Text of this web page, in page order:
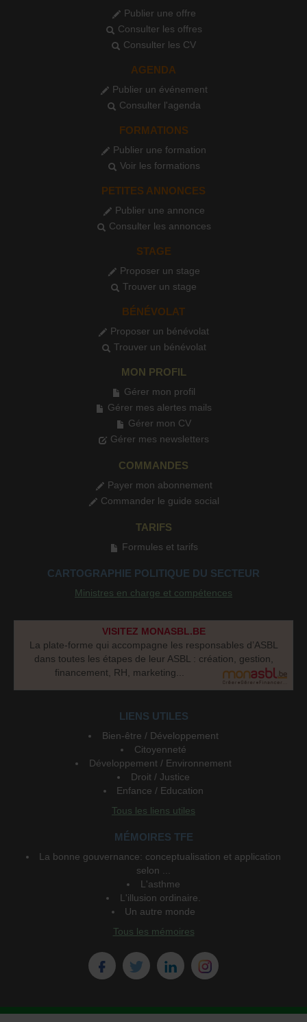
Publier une offre
Consulter les offres
Consulter les CV
AGENDA
Publier un événement
Consulter l'agenda
FORMATIONS
Publier une formation
Voir les formations
PETITES ANNONCES
Publier une annonce
Consulter les annonces
STAGE
Proposer un stage
Trouver un stage
BÉNÉVOLAT
Proposer un bénévolat
Trouver un bénévolat
MON PROFIL
Gérer mon profil
Gérer mes alertes mails
Gérer mon CV
Gérer mes newsletters
COMMANDES
Payer mon abonnement
Commander le guide social
TARIFS
Formules et tarifs
CARTOGRAPHIE POLITIQUE DU SECTEUR
Ministres en charge et compétences
VISITEZ MONASBL.BE
La plate-forme qui accompagne les responsables d’ASBL
dans toutes les étapes de leur ASBL : création, gestion,
financement, RH, marketing...
LIENS UTILES
Bien-être / Développement
Citoyenneté
Développement / Environnement
Droit / Justice
Enfance / Education
Tous les liens utiles
MÉMOIRES TFE
La bonne gouvernance: conceptualisation et application
selon ...
L'asthme
L'illusion ordinaire.
Un autre monde
Tous les mémoires